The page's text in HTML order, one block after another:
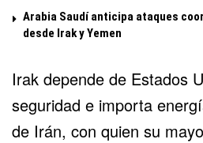
Arabia Saudí anticipa ataques
desde Irak y Yemen
Irak depende de Estados
seguridad e importa
de Irán, con quien su